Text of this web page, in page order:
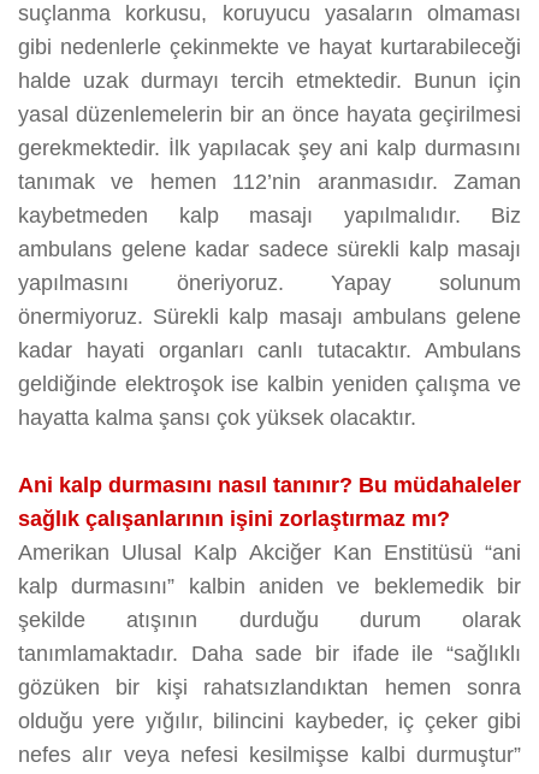
suçlanma korkusu, koruyucu yasaların olmaması
gibi nedenlerle çekinmekte ve hayat kurtarabileceği
halde uzak durmayı tercih etmektedir. Bunun için
yasal düzenlemelerin bir an önce hayata geçirilmesi
gerekmektedir. İlk yapılacak şey ani kalp durmasını
tanımak ve hemen 112’nin aranmasıdır. Zaman
kaybetmeden kalp masajı yapılmalıdır. Biz
ambulans gelene kadar sadece sürekli kalp masajı
yapılmasını öneriyoruz. Yapay solunum
önermiyoruz. Sürekli kalp masajı ambulans gelene
kadar hayati organları canlı tutacaktır. Ambulans
geldiğinde elektroşok ise kalbin yeniden çalışma ve
hayatta kalma şansı çok yüksek olacaktır.
Ani kalp durmasını nasıl tanınır? Bu müdahaleler
sağlık çalışanlarının işini zorlaştırmaz mı?
Amerikan Ulusal Kalp Akciğer Kan Enstitüsü “ani
kalp durmasını” kalbin aniden ve beklemedik bir
şekilde atışının durduğu durum olarak
tanımlamaktadır. Daha sade bir ifade ile “sağlıklı
gözüken bir kişi rahatsızlandıktan hemen sonra
olduğu yere yığılır, bilincini kaybeder, iç çeker gibi
nefes alır veya nefesi kesilmişse kalbi durmuştur”